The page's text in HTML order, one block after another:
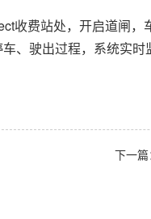
费站处，开启道闸，
、驶出过程，系统实
下一篇